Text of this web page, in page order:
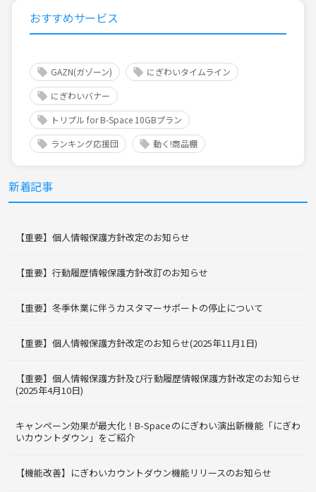
おすすめサービス
GAZN(ガゾーン)
にぎわいタイムライン
にぎわいバナー
トリプル for B-Space 10GBプラン
ランキング応援団
動く!商品棚
新着記事
【重要】個人情報保護方針改定のお知らせ
【重要】行動履歴情報保護方針改訂のお知らせ
【重要】冬季休業に伴うカスタマーサポートの停止について
【重要】個人情報保護方針改定のお知らせ(2025年11月1日)
【重要】個人情報保護方針及び行動履歴情報保護方針改定のお知らせ
(2025年4月10日)
キャンペーン効果が最大化！B-Spaceのにぎわい演出新機能「にぎわ
いカウントダウン」をご紹介
【機能改善】にぎわいカウントダウン機能リリースのお知らせ